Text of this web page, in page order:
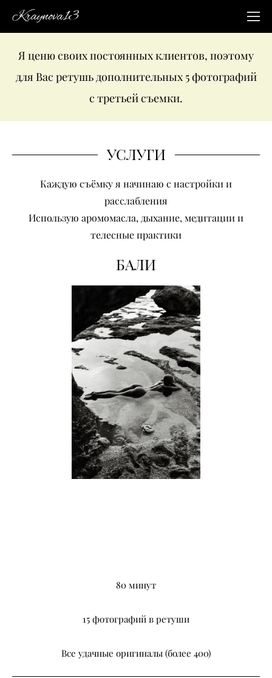
Kraynova13
Я ценю своих постоянных клиентов, поэтому
для Вас ретушь дополнительных 5 фотографий
с третьей съемки.
УСЛУГИ
Каждую съёмку я начинаю с настройки и
расслабления
Использую аромомасла, дыхание, медитации и
телесные практики
БАЛИ
80 минут
15 фотографий в ретуши
Все удачные оригиналы (более 400)